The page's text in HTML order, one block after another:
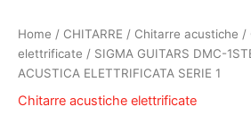
Home / CHITARRE / Chitarre acustiche /
elettrificate / SIGMA GUITARS DMC-
ACUSTICA ELETTRIFICATA SERIE 1
Chitarre acustiche elettrificate